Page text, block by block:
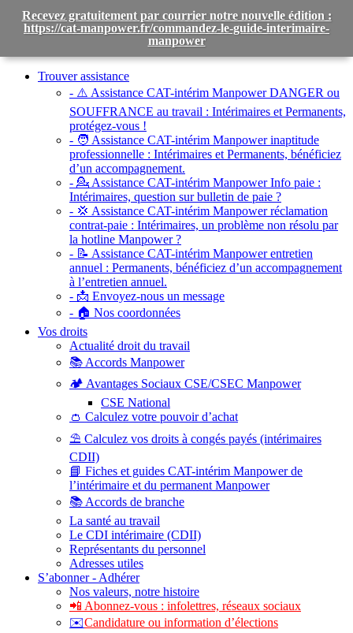
Toggle
navigationTrouver assistance
- ⚠️ Assistance CAT-intérim Manpower DANGER ou
SOUFFRANCE au travail : Intérimaires et Permanents,
protégez-vous !
- 🧑 Assistance CAT-intérim Manpower inaptitude
professionnelle : Intérimaires et Permanents, bénéficiez
d’un accompagnement.
- 💁 Assistance CAT-intérim Manpower Info paie :
Intérimaires, question sur bulletin de paie ?
- 💢 Assistance CAT-intérim Manpower réclamation
contrat-paie : Intérimaires, un problème non résolu par
la hotline Manpower ?
- 📝 Assistance CAT-intérim Manpower entretien
annuel : Permanents, bénéficiez d’un accompagnement
à l’entretien annuel.
- 📩 Envoyez-nous un message
- 🏠 Nos coordonnées
Vos droits
Actualité droit du travail
📚 Accords Manpower
🏕️ Avantages Sociaux CSE/CSEC Manpower
CSE National
👛 Calculez votre pouvoir d’achat
⛱️ Calculez vos droits à congés payés (intérimaires
CDII)
📘 Fiches et guides CAT-intérim Manpower de
l’intérimaire et du permanent Manpower
📚 Accords de branche
La santé au travail
Le CDI intérimaire (CDII)
Représentants du personnel
Adresses utiles
S’abonner - Adhérer
Nos valeurs, notre histoire
📲 Abonnez-vous : infolettres, réseaux sociaux
✉️Candidature ou information d’élections
Recevez gratuitement par courrier notre nouvelle édition :
https://cat-manpower.fr/commandez-le-guide-interimaire-
manpower